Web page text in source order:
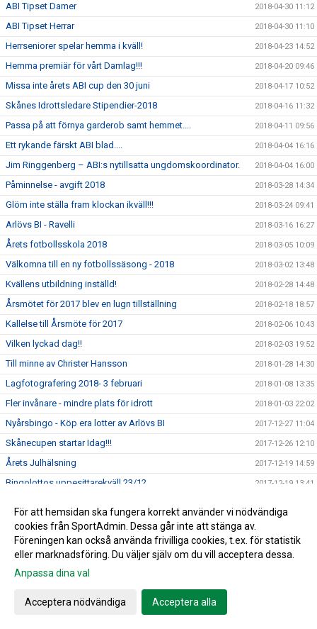
ABI Tipset Damer 2018-04-30 11:12
ABI Tipset Herrar 2018-04-30 11:10
Herrseniorer spelar hemma i kväll! 2018-04-23 14:52
Hemma premiär för vårt Damlag!!! 2018-04-20 09:46
Missa inte årets ABI cup den 30 juni 2018-04-17 10:52
Skånes Idrottsledare Stipendier-2018 2018-04-16 11:32
Passa på att förnya garderob samt hemmet.... 2018-04-11 09:56
Ett rykande färskt ABI blad.... 2018-04-04 16:16
Jim Ringgenberg – ABI:s nytillsatta ungdomskoordinator. 2018-04-04 16:00
Påminnelse - avgift 2018 2018-03-28 14:34
Glöm inte ställa fram klockan ikväll!!! 2018-03-24 09:41
Arlövs BI - Ravelli 2018-03-16 16:27
Årets fotbollsskola 2018 2018-03-05 10:09
Välkomna till en ny fotbollssäsong - 2018 2018-03-02 13:48
Kvällens utbildning inställd! 2018-02-28 14:48
Årsmötet för 2017 blev en lugn tillställning 2018-02-18 18:57
Kallelse till Årsmöte för 2017 2018-02-06 10:43
Vilken lyckad dag!! 2018-02-03 19:52
Till minne av Christer Hansson 2018-01-28 14:30
Lagfotografering 2018- 3 februari 2018-01-08 13:35
Fler invånare - mindre plats för idrott 2018-01-03 22:02
Nyårsbingo - Köp era lotter av Arlövs BI 2017-12-27 11:04
Skånecupen startar Idag!!! 2017-12-26 12:10
Årets Julhälsning 2017-12-19 14:59
Bingolottos uppesittarekväll 23/12 2017-12-19 13:41
MFFs Sommarakademi-Dax att anmäla sig!
Utdelning från Gräsroten- Hjälp oss... 2017-11-29 10:26
SABIK - Utmärkelser 2017
Klubbfajten har startat - Hjälp Arlövs BI att vinna!
Dax att köpa årets Julkalender!!
För att hemsidan ska fungera korrekt använder vi nödvändiga
cookies från SportAdmin. Dessa går inte att stänga av.
Föreningen kan också använda frivilliga cookies, t.ex. för statistik
eller marknadsföring. Du väljer själv om du vill acceptera dessa.
Anpassa dina val
Acceptera nödvändiga Acceptera alla